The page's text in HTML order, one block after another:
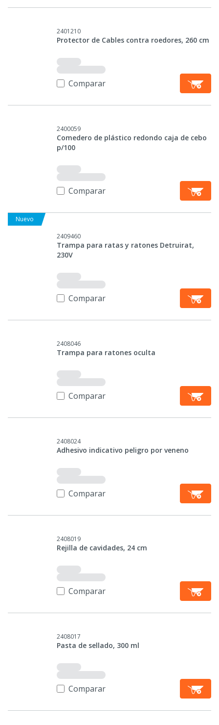
2401210
Protector de Cables contra roedores, 260 cm
Comparar
2400059
Comedero de plástico redondo caja de cebo
p/100
Comparar
Nuevo
2409460
Trampa para ratas y ratones Detruirat,
230V
Comparar
2408046
Trampa para ratones oculta
Comparar
2408024
Adhesivo indicativo peligro por veneno
Comparar
2408019
Rejilla de cavidades, 24 cm
Comparar
2408017
Pasta de sellado, 300 ml
Comparar